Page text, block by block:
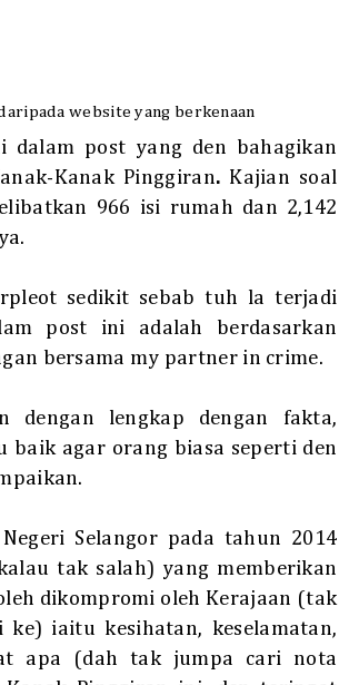
website yang berkenaan
dalam post yang den bahagikan
Kanak Pinggiran. Kajian soal
966 isi rumah dan 2,142
sedikit sebab tuh la terjadi
post ini adalah berdasarkan
bersama my partner in crime.
dengan lengkap dengan fakta,
baik agar orang biasa seperti den
Selangor pada tahun 2014
tak salah) yang memberikan
dikompromi oleh Kerajaan (tak
iaitu kesihatan, keselamatan,
apa (dah tak jumpa cari nota